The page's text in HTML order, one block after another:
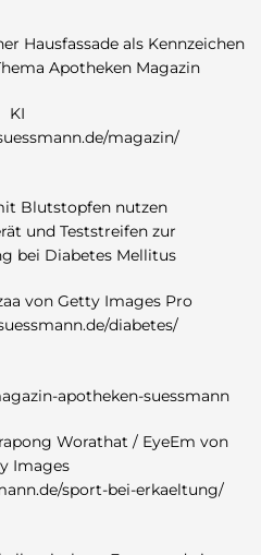
KI
magazin/
von Getty Images Pro
diabetes/
Worathat / EyeEm von
Images
sport-bei-erkaeltung/